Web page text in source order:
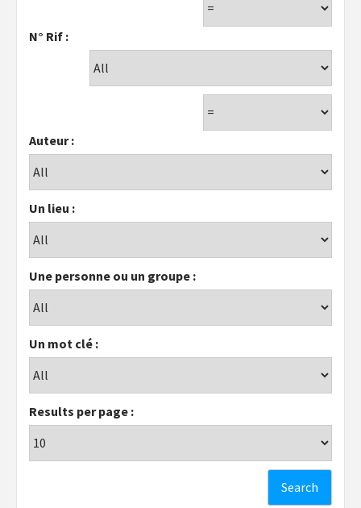
N° Rif :
Auteur :
Un lieu :
Une personne ou un groupe :
Un mot clé :
Results per page :